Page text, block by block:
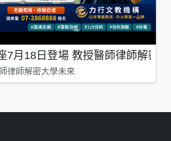
7月18日登場 教授醫師律師解密
律師解密大學未來